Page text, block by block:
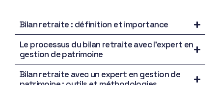
Bilan retraite : définition et importance
Le processus du bilan retraite avec l’expert en
gestion de patrimoine
Bilan retraite avec un expert en gestion de